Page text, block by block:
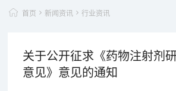
首页 新闻资讯 行业资讯
关于公开征求《药物注射剂
意见》意见的通知